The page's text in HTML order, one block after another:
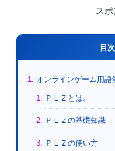
ス
目次
オンラインゲーム用
ＰＬＺとは。
ＰＬＺの基礎知識
ＰＬＺの使い方